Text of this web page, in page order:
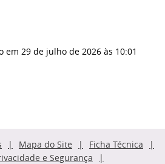
em 29 de julho de 2026 às 10:01
Mapa do Site
Ficha Técnica
e Segurança